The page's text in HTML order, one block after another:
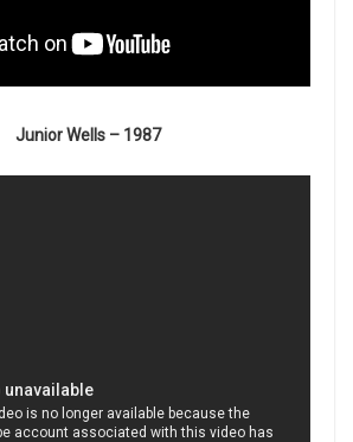
Junior Wells – 1987